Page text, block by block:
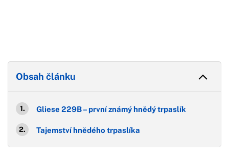
Obsah článku
Gliese 229B – první známý hnědý trpaslík
Tajemství hnědého trpaslíka